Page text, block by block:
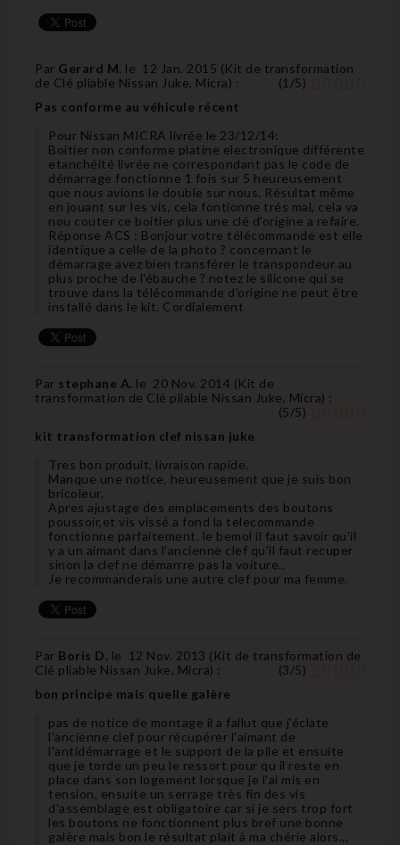
Par Gerard M. le 12 Jan. 2015 (Kit de transformation
de Clé pliable Nissan Juke, Micra) : (1 /5)
Pas conforme au véhicule récent
Pour Nissan MICRA livrée le 23/12/14:
Boitier non conforme platine electronique différente
etanchéité livrée ne correspondant pas le code de
démarrage fonctionne 1 fois sur 5 heureusement
que nous avions le double sur nous. Résultat même
en jouant sur les vis, cela fontionne trés mal, cela va
nou couter ce boitier plus une clé d'origine a refaire.
Réponse ACS : Bonjour votre télécommande est elle
identique a celle de la photo ? concernant le
démarrage avez bien transférer le transpondeur au
plus proche de l'ébauche ? notez le silicone qui se
trouve dans la télécommande d'origine ne peut être
installé dans le kit. Cordialement
Par stephane A. le 20 Nov. 2014 (Kit de
transformation de Clé pliable Nissan Juke, Micra) :
(5/5)
kit transformation clef nissan juke
Tres bon produit, livraison rapide.
Manque une notice, heureusement que je suis bon
bricoleur.
Apres ajustage des emplacements des boutons
poussoir,et vis vissé a fond la telecommande
fonctionne parfaitement. le bemol il faut savoir qu'il
y a un aimant dans l'ancienne clef qu'il faut recuper
sinon la clef ne démarrre pas la voiture..
Je recommanderais une autre clef pour ma femme.
Par Boris D. le 12 Nov. 2013 ( Kit de transformation de
Clé pliable Nissan Juke, Micra) : (3/5)
bon principe mais quelle galère
pas de notice de montage il a fallut que j'éclate
l'ancienne clef pour récupérer l'aimant de
l'antidémarrage et le support de la pile et ensuite
que je torde un peu le ressort pour qu il reste en
place dans son logement lorsque je l'ai mis en
tension, ensuite un serrage très fin des vis
d'assemblage est obligatoire car si je sers trop fort
les boutons ne fonctionnent plus bref une bonne
galère mais bon le résultat plait à ma chérie alors...